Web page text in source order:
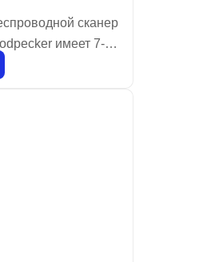
сканер
имеет 7-
экран с